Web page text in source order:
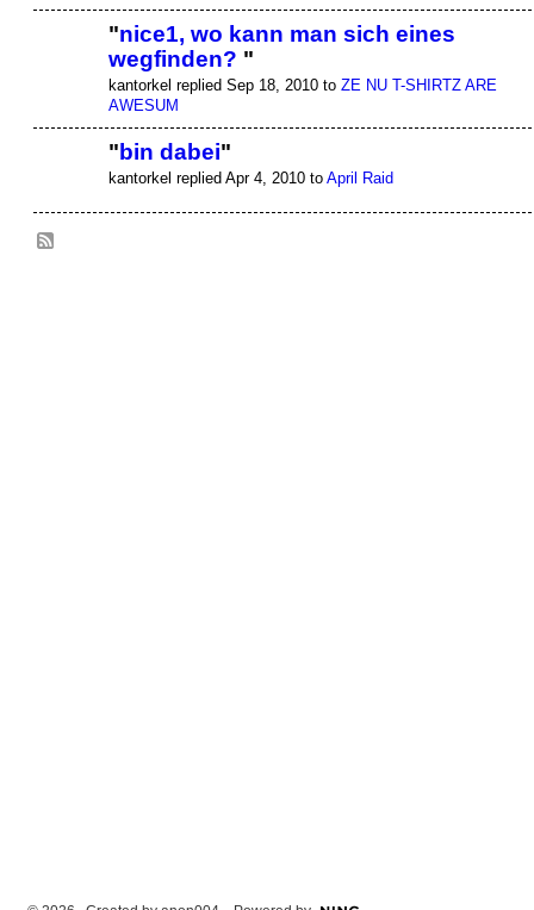
"nice1, wo kann man sich eines
wegfinden? "
kantorkel replied Sep 18, 2010 to ZE NU T-SHIRTZ ARE
AWESUM
" bin dabei"
kantorkel replied Apr 4, 2010 to April Raid